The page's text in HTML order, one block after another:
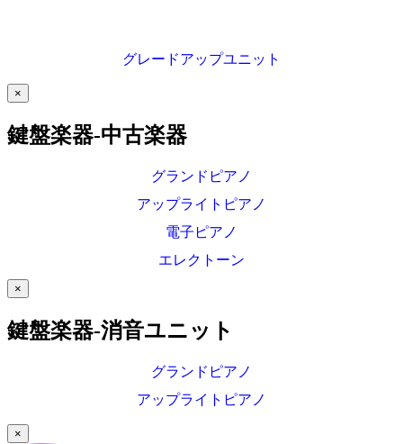
グレードアップユニット
×
鍵盤楽器-中古楽器
グランドピアノ
アップライトピアノ
電子ピアノ
エレクトーン
×
鍵盤楽器-消音ユニット
グランドピアノ
アップライトピアノ
×